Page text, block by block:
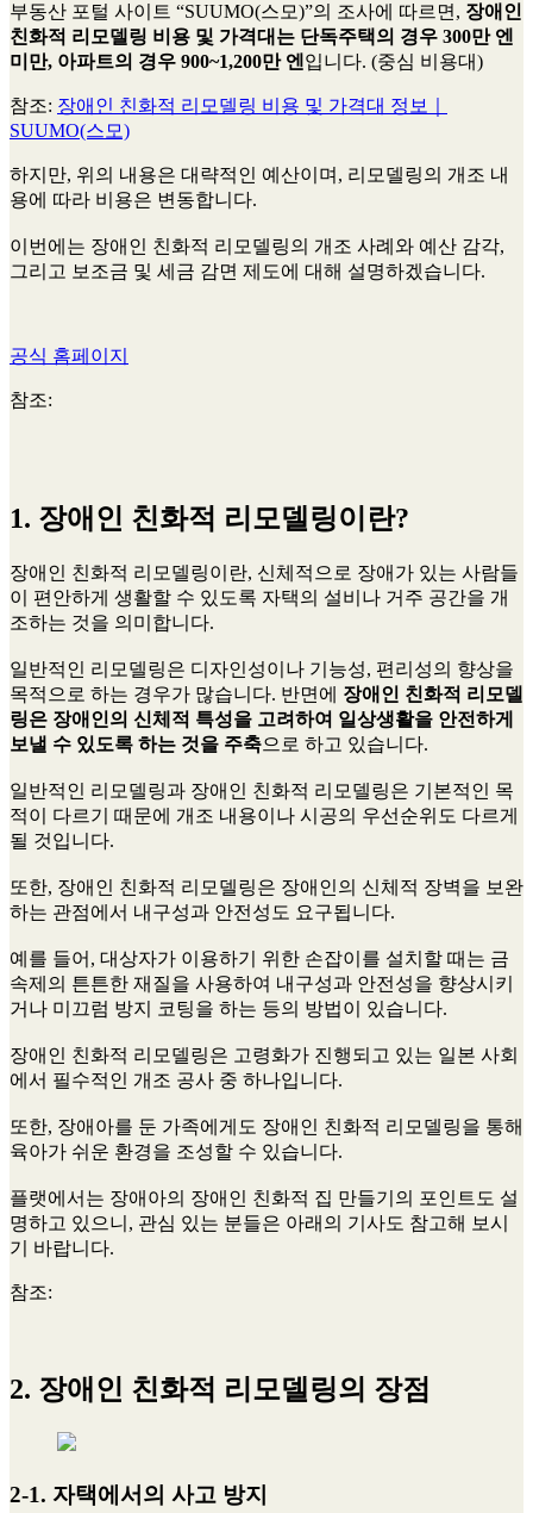
부동산 포털 사이트 “SUUMO(스모)”의 조사에 따르면, 장애인
친화적 리모델링 비용 및 가격대는 단독주택의 경우 300만 엔
미만, 아파트의 경우 900~1,200만 엔 입니다. (중심 비용대)
참조: 장애인 친화적 리모델링 비용 및 가격대 정보｜
SUUMO(스모)
하지만, 위의 내용은 대략적인 예산이며, 리모델링의 개조 내
용에 따라 비용은 변동합니다.
이번에는 장애인 친화적 리모델링의 개조 사례와 예산 감각,
그리고 보조금 및 세금 감면 제도에 대해 설명하겠습니다.
공식 홈페이지
참조:
1. 장애인 친화적 리모델링이란?
장애인 친화적 리모델링이란, 신체적으로 장애가 있는 사람들
이 편안하게 생활할 수 있도록 자택의 설비나 거주 공간을 개
조하는 것을 의미합니다.
일반적인 리모델링은 디자인성이나 기능성, 편리성의 향상을
목적으로 하는 경우가 많습니다. 반면에 장애인 친화적 리모델
링은 장애인의 신체적 특성을 고려하여 일상생활을 안전하게
보낼 수 있도록 하는 것을 주축으로 하고 있습니다.
일반적인 리모델링과 장애인 친화적 리모델링은 기본적인 목
적이 다르기 때문에 개조 내용이나 시공의 우선순위도 다르게
될 것입니다.
또한, 장애인 친화적 리모델링은 장애인의 신체적 장벽을 보완
하는 관점에서 내구성과 안전성도 요구됩니다.
예를 들어, 대상자가 이용하기 위한 손잡이를 설치할 때는 금
속제의 튼튼한 재질을 사용하여 내구성과 안전성을 향상시키
거나 미끄럼 방지 코팅을 하는 등의 방법이 있습니다.
장애인 친화적 리모델링은 고령화가 진행되고 있는 일본 사회
에서 필수적인 개조 공사 중 하나입니다.
또한, 장애아를 둔 가족에게도 장애인 친화적 리모델링을 통해
육아가 쉬운 환경을 조성할 수 있습니다.
플랫에서는 장애아의 장애인 친화적 집 만들기의 포인트도 설
명하고 있으니, 관심 있는 분들은 아래의 기사도 참고해 보시
기 바랍니다.
참조:
2. 장애인 친화적 리모델링의 장점
2-1. 자택에서의 사고 방지